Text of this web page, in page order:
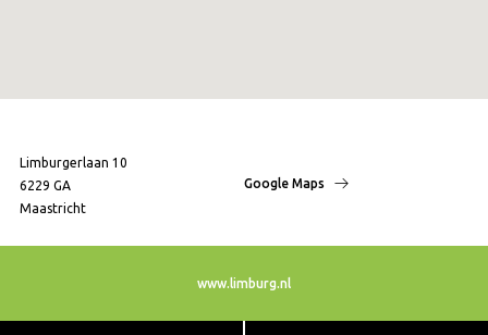
Limburgerlaan 10
6229 GA
Maastricht
Google Maps
www.limburg.nl